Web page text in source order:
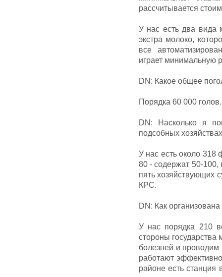
рассчитывается
У нас есть два вида
экстра молоко,
все
играет минимальную
DN: Какое общее
Порядка 60 000 голов.
DN: Насколько я
подсобных
У нас есть около 318
80 - содержат 50-
пять хозяйствующих
КРС.
DN: Как
У нас порядка 210
стороны
болезней и
работают
районе есть